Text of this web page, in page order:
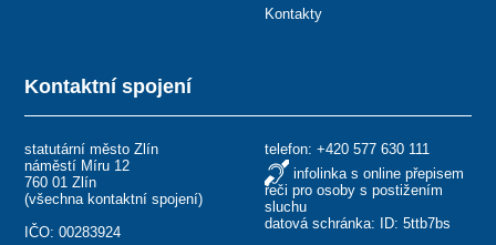
Kontaktní spojení
statutární město Zlín
náměstí Míru 12
760 01 Zlín
(všechna kontaktní spojení)
IČO: 00283924
telefon: +420 577 630 111
infolinka s online přepisem
řeči pro osoby s postižením
sluchu
datová schránka: ID: 5ttb7bs
Kontakty